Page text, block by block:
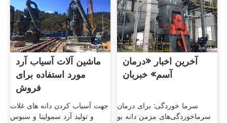
ماشین آلات آسیاب آرد
مورد استفاده برای
فروش
جهت آسیاب کردن دانه های غلات
و تولید آرد سمولینا و سبوس
آخرین اخبار «درمان
آسم» خبربان
سرما خوردگی: برای درمان
سرماخوردگی‌های مزمن دانه بو